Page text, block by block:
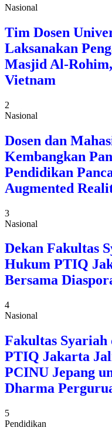
Nasional
Tim Dosen
Laksanakan
Masjid Al-
Vietnam
2
Nasional
Dosen dan
Kembangkan
Pendidikan
Augmented
3
Nasional
Dekan Fakultas
Hukum PTIQ
Bersama
4
Nasional
Fakultas
PTIQ Jakarta
PCINU Jepang
Dharma
5
Pendidikan